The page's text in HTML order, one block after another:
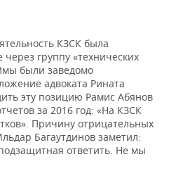
КЗСК была
группу «технических
были заведомо
адвоката Рината
эту позицию Рамис Абянов
за 2016 год: «На КЗСК
Причину отрицательных
Багаутдинов заметил:
ответить. Не мы